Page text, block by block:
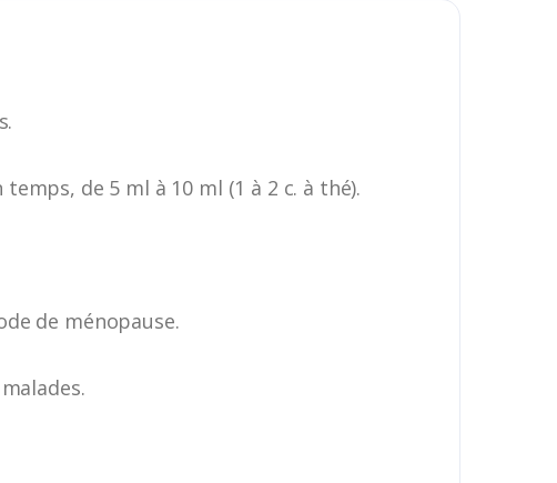
de 5 ml à 10 ml (1 à 2 c. à thé).
de ménopause.